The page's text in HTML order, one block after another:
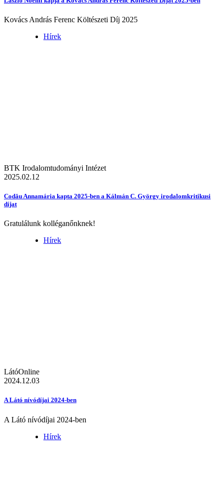
Kovács András Ferenc Költészeti Díj 2025
Hírek
BTK Irodalomtudományi Intézet
2025.02.12
Codău Annamária kapta 2025-ben a Kálmán C. György irodalomkritikusi
díjat
Gratulálunk kolléganőnknek!
Hírek
LátóOnline
2024.12.03
A Látó nívódíjai 2024-ben
A Látó nívódíjai 2024-ben
Hírek